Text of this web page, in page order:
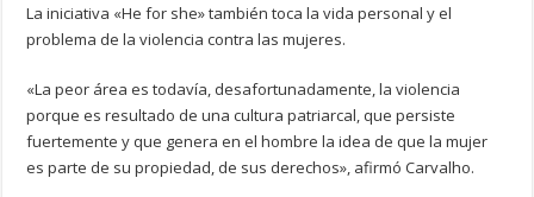
La iniciativa «He for she» también toca la vida personal y el
problema de la violencia contra las mujeres.
«La peor área es todavía, desafortunadamente, la violencia
porque es resultado de una cultura patriarcal, que persiste
fuertemente y que genera en el hombre la idea de que la mujer
es parte de su propiedad, de sus derechos», afirmó Carvalho.